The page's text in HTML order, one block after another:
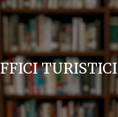
TURISTICI